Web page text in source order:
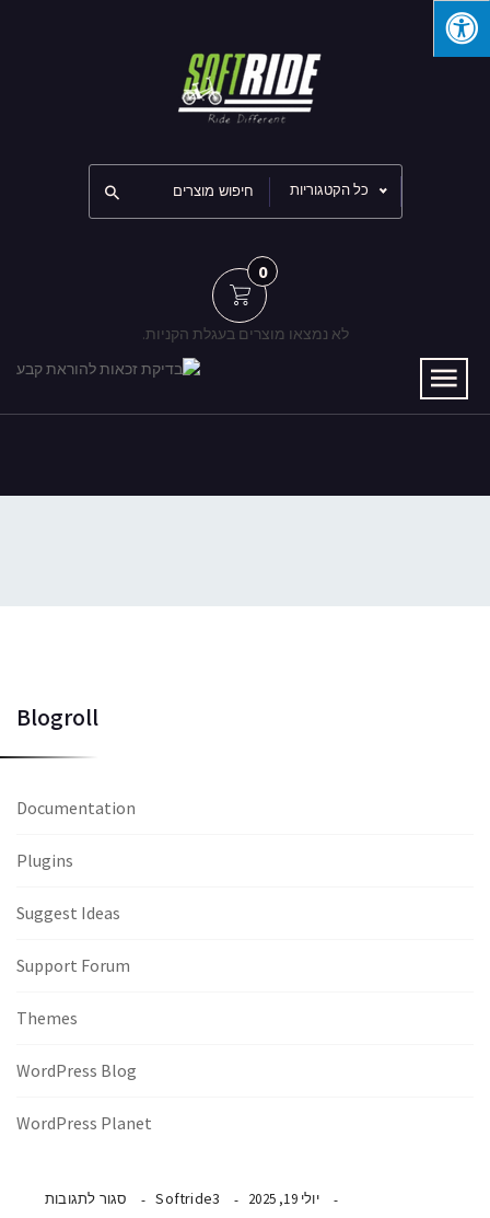
כל הקטגוריות
0
לא נמצאו מוצרים בעגלת הקניות.
יולי 19, 2025 Softride3 סגור לתגובות
Blogroll
Documentation
Plugins
Suggest Ideas
Support Forum
Themes
WordPress Blog
WordPress Planet